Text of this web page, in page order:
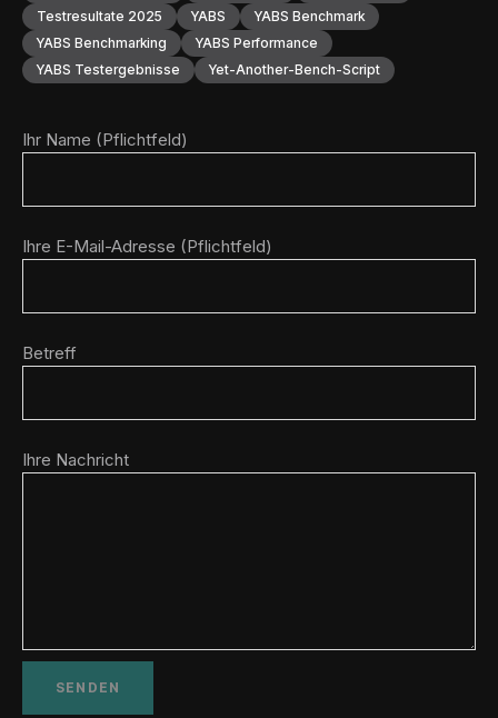
Testresultate 2025
YABS
YABS Benchmark
YABS Benchmarking
YABS Performance
YABS Testergebnisse
Yet-Another-Bench-Script
Ihr Name (Pflichtfeld)
Ihre E-Mail-Adresse (Pflichtfeld)
Betreff
Ihre Nachricht